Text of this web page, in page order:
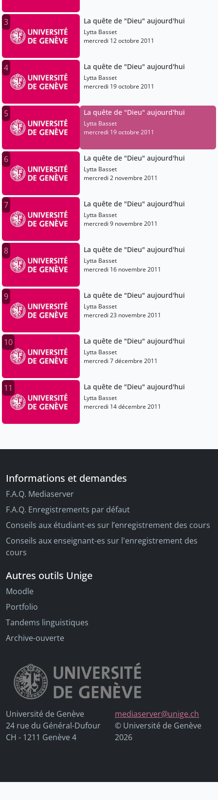
3 La quête de "Dieu" aujourd'hui
Lytta Basset
mercredi 12 octobre 2011
4 La quête de "Dieu" aujourd'hui
Lytta Basset
mercredi 19 octobre 2011
5 La quête de "Dieu" aujourd'hui
Lytta Basset
mercredi 19 octobre 2011
6 La quête de "Dieu" aujourd'hui
Lytta Basset
mercredi 2 novembre 2011
7 La quête de "Dieu" aujourd'hui
Lytta Basset
mercredi 9 novembre 2011
8 La quête de "Dieu" aujourd'hui
Lytta Basset
mercredi 16 novembre 2011
9 La quête de "Dieu" aujourd'hui
Lytta Basset
mercredi 23 novembre 2011
10 La quête de "Dieu" aujourd'hui
Lytta Basset
mercredi 7 décembre 2011
11 La quête de "Dieu" aujourd'hui
Lytta Basset
mercredi 14 décembre 2011
Informations et demandes
F.A.Q. Mediaserver
F.A.Q. Enregistrements par défaut
Conseils aux étudiant-es sur l’enregistrement des cours
Conseils aux enseignant-es sur l'enregistrement des
cours
Autres outils Unige
Moodle
Portfolio
Tandems linguistiques
Archive-ouverte
Université de Genève
24 rue du Général-Dufour
CH - 1211 Genève 4
mediaserver@unige.ch
© Université de Genève
2026